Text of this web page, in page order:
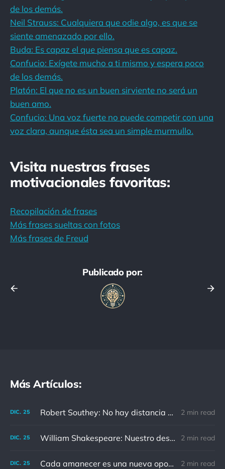
de los demás.
Neil Strauss: Cualquiera que odie algo, es que se
siente amenazado por ello.
Buda: Es capaz el que piensa que es capaz.
Confucio: Exígete mucho a ti mismo y espera poco
de los demás.
Platón: El que no es un buen sirviente no será un
buen amo.
Confucio: Una voz fuerte no puede competir con una
voz clara, aunque ésta sea un simple murmullo.
Visita nuestras frases
motivacionales favoritas:
Recopilación de frases
Más frases sueltas con fotos
Más frases de Freud
Publicado por:
Más Artículos:
DIC. 25 Robert Southey: No hay distancia o tiempo que pueda disminuir la amistad de aquellos que están completamente convencidos del valor del otro 2 min read
DIC. 25 William Shakespeare: Nuestro destino está en las estrellas, así que levantemos nuestros ojos al cielo 2 min read
DIC. 25 Cada amanecer es una nueva oportunidad 2 min read